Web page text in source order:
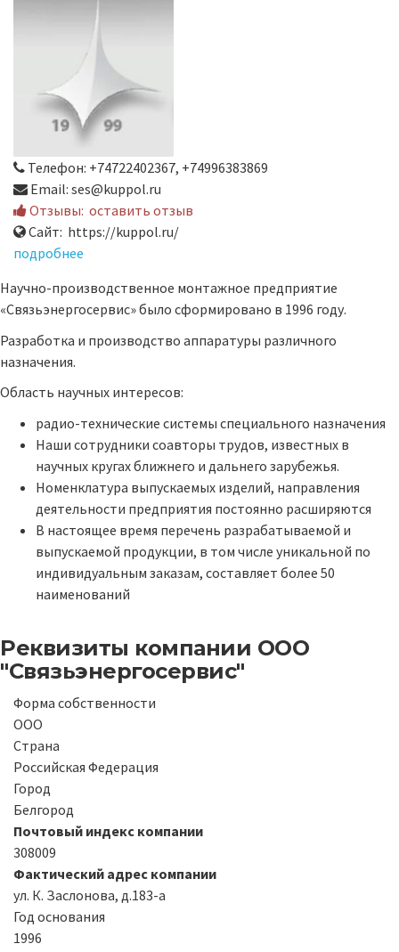
Телефон: +74722402367, +74996383869
Email: ses@kuppol.ru
Отзывы: оставить отзыв
Сайт: https://kuppol.ru/
подробнее
Научно-производственное монтажное предприятие
«Связьэнергосервис» было сформировано в 1996 году.
Разработка и производство аппаратуры различного
назначения.
Область научных интересов:
радио-технические системы специального назначения
Наши сотрудники соавторы трудов, известных в
научных кругах ближнего и дальнего зарубежья.
Номенклатура выпускаемых изделий, направления
деятельности предприятия постоянно расширяются
В настоящее время перечень разрабатываемой и
выпускаемой продукции, в том числе уникальной по
индивидуальным заказам, составляет более 50
наименований
Реквизиты компании ООО
"Связьэнергосервис"
Форма собственности
ООО
Страна
Российская Федерация
Город
Белгород
Почтовый индекс компании
308009
Фактический адрес компании
ул. К. Заслонова, д.183-а
Год основания
1996